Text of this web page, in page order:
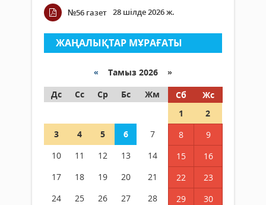
№56 газет 28 шілде 2026 ж.
ЖАҢАЛЫҚТАР МҰРАҒАТЫ
« Тамыз 2026 »
Дс
Сс Ср Бс Жм Сб
Жс
1
2
3
4 5 6 7 8
9
10
11 12 13 14 15
16
17
18 19 20 21 22
23
24
25 26 27 28 29
30